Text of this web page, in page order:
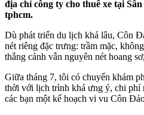
địa chỉ công ty cho thuê xe tại
tphcm.
Dù phát triển du lịch khá lâu, Côn
nét riêng đặc trưng: trầm mặc,
thắng cảnh vẫn nguyên nét hoang
Giữa tháng 7, tôi có chuyến khám
thời với lịch trình khá ưng ý, chi phí
các bạn một kế hoạch vi vu Côn